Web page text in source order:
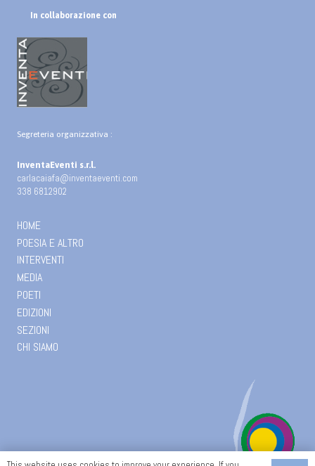
In collaborazione con
Segreteria organizzativa :
InventaEventi s.r.l.
carlacaiafa@inventaeventi.com
338 6812902
HOME
POESIA E ALTRO
INTERVENTI
MEDIA
POETI
EDIZIONI
SEZIONI
CHI SIAMO